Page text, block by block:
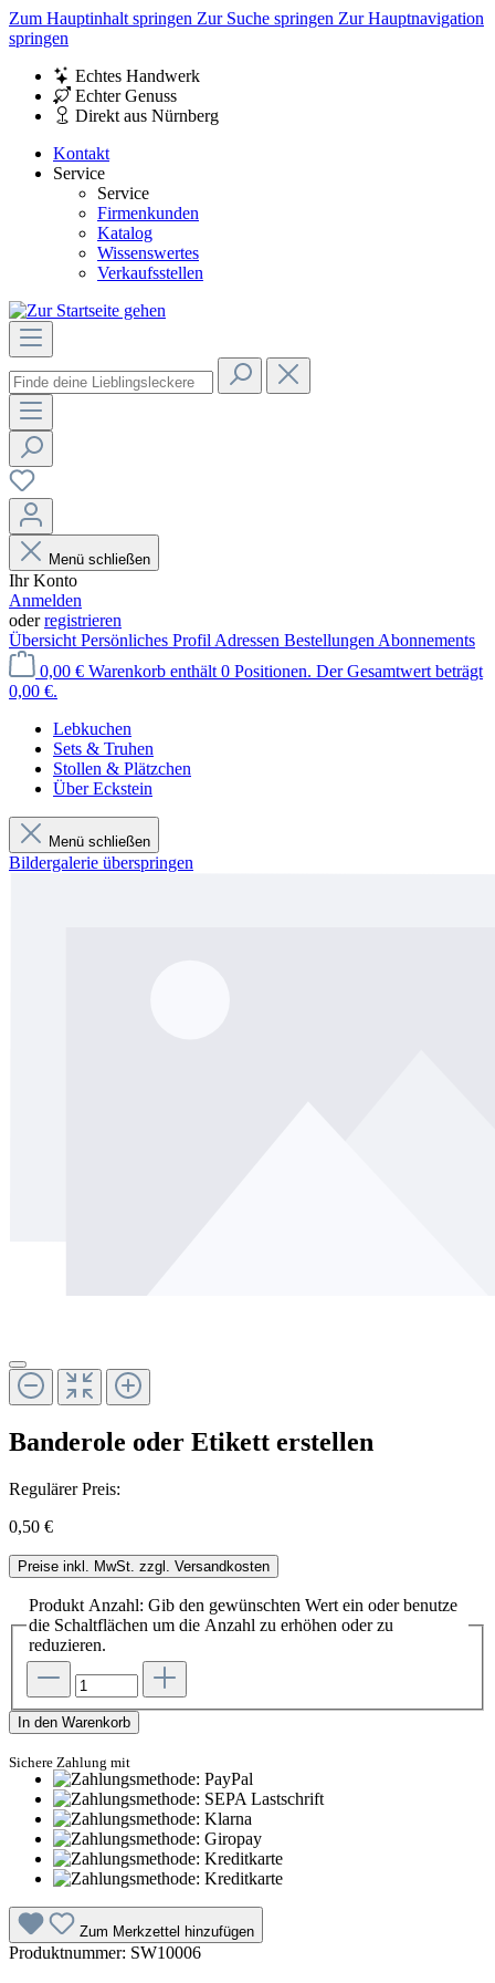
Zum Hauptinhalt springen Zur Suche springen Zur Hauptnavigation
springen
Echtes Handwerk
Echter Genuss
Direkt aus Nürnberg
Kontakt
Service
Service
Firmenkunden
Katalog
Wissenswertes
Verkaufsstellen
Menü schließen
Ihr Konto
Anmelden
oderregistrieren
Übersicht Persönliches Profil Adressen Bestellungen Abonnements
0,00 € Warenkorb enthält 0 Positionen. Der Gesamtwert beträgt
0,00 €.
Lebkuchen
Sets & Truhen
Stollen & Plätzchen
Über Eckstein
Menü schließen
Bildergalerie überspringen
Banderole oder Etikett erstellen
Regulärer Preis:
0,50 €
Preise inkl. MwSt. zzgl. Versandkosten
Produkt Anzahl: Gib den gewünschten Wert ein oder benutze
die Schaltflächen um die Anzahl zu erhöhen oder zu
reduzieren.
In den Warenkorb
Sichere Zahlung mit
Zum Merkzettel hinzufügen
Produktnummer: SW10006